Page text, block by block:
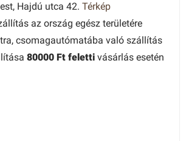
Hajdú utca 42. Térkép
az ország egész területére
csomagautómatába való szállítás
80000 Ft feletti vásárlás esetén